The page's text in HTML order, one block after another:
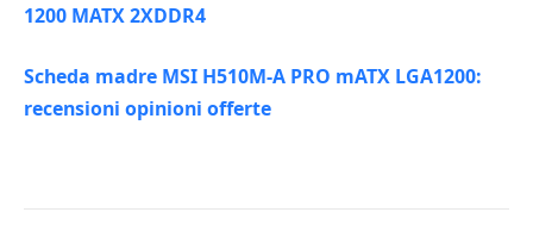
1200 MATX 2XDDR4
Scheda madre MSI H510M-A PRO mATX LGA1200:
recensioni opinioni offerte